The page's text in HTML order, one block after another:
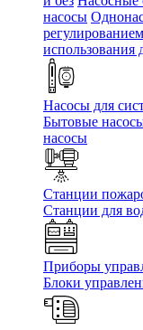
насосы
Насосы для
Бытовые
насосы
Станции
Станции для
Приборы
Блоки